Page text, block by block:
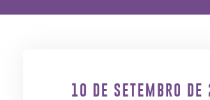
10 DE SETEMBRO